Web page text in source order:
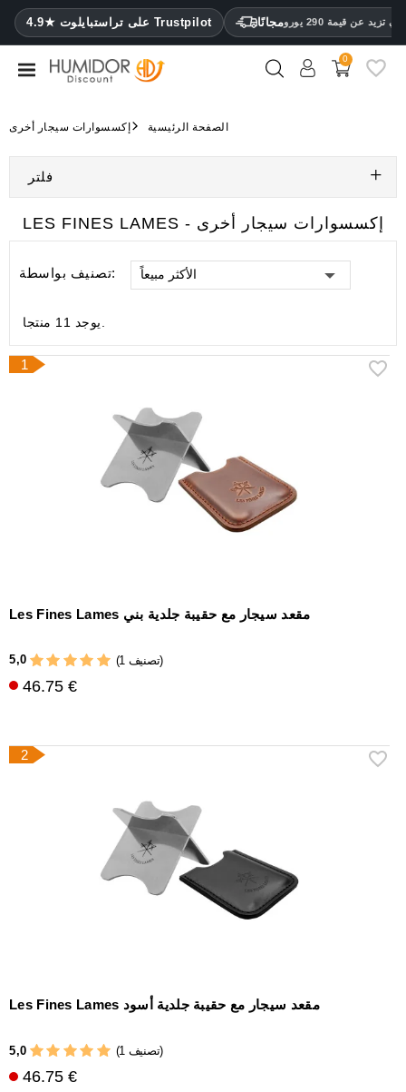
4.9★ على تراستبايلوت Trustpilot مجانًا عن قيمة 290 يورو CATEGORY
مرطب
خزائن
ترطيب
محافظ
سيجار
ولاعات
مقصات
مرطبات
ومقياس
0
الصفحة الرئيسية إكسسوارات سيجار أخرى
فلتر
LES FINES LAMES - إكسسوارات سيجار أخرى
تصنيف بواسطة: الأكثر مبيعاً
1
Les Fines Lames مقعد سيجار مع حقيبة جلدية بني
5,0 (1 تصنيف)
46.75 €
2
Les Fines Lames مقعد سيجار مع حقيبة جلدية أسود
5,0 (1 تصنيف)
46.75 €